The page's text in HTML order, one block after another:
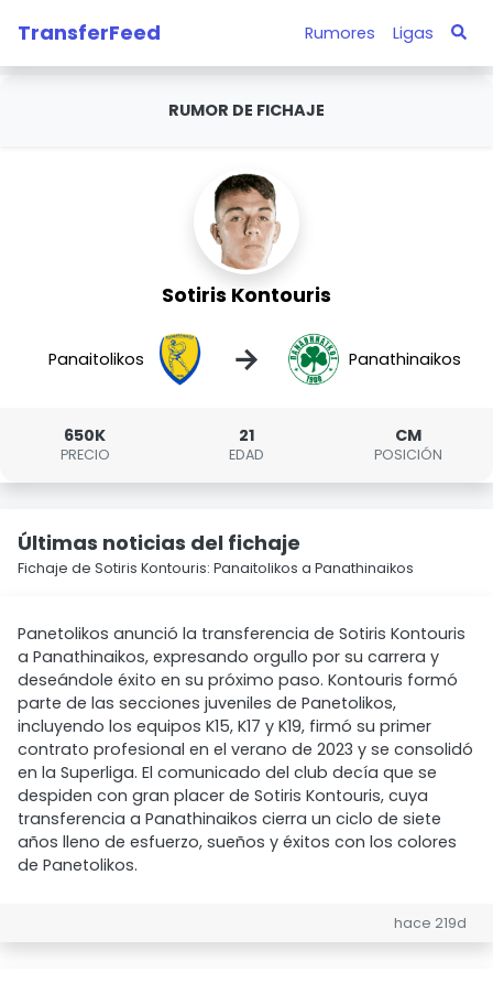
TransferFeed Rumores Ligas
RUMOR DE FICHAJE
Sotiris Kontouris
Panaitolikos → Panathinaikos
650K
PRECIO
21
EDAD
CM
POSICIÓN
Últimas noticias del fichaje
Fichaje de Sotiris Kontouris: Panaitolikos a Panathinaikos
Panetolikos anunció la transferencia de Sotiris Kontouris
a Panathinaikos, expresando orgullo por su carrera y
deseándole éxito en su próximo paso. Kontouris formó
parte de las secciones juveniles de Panetolikos,
incluyendo los equipos K15, K17 y K19, firmó su primer
contrato profesional en el verano de 2023 y se consolidó
en la Superliga. El comunicado del club decía que se
despiden con gran placer de Sotiris Kontouris, cuya
transferencia a Panathinaikos cierra un ciclo de siete
años lleno de esfuerzo, sueños y éxitos con los colores
de Panetolikos.
hace 219d